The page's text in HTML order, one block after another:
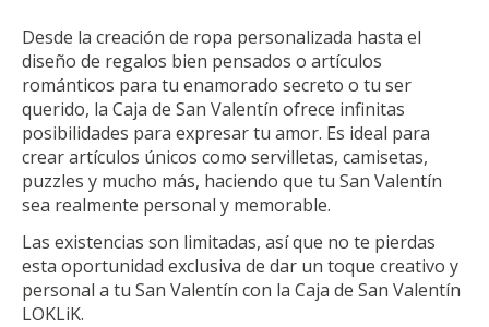
Desde la creación de ropa personalizada hasta el
diseño de regalos bien pensados o artículos
románticos para tu enamorado secreto o tu ser
querido, la Caja de San Valentín ofrece infinitas
posibilidades para expresar tu amor. Es ideal para
crear artículos únicos como servilletas, camisetas,
puzzles y mucho más, haciendo que tu San Valentín
sea realmente personal y memorable.
Las existencias son limitadas, así que no te pierdas
esta oportunidad exclusiva de dar un toque creativo y
personal a tu San Valentín con la Caja de San Valentín
LOKLiK.